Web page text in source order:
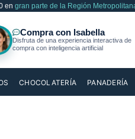
en gran parte de la Región
CHOCOLATERÍA PANADERÍA